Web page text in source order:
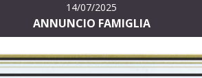
14/07/2025
ANNUNCIO FAMIGLIA